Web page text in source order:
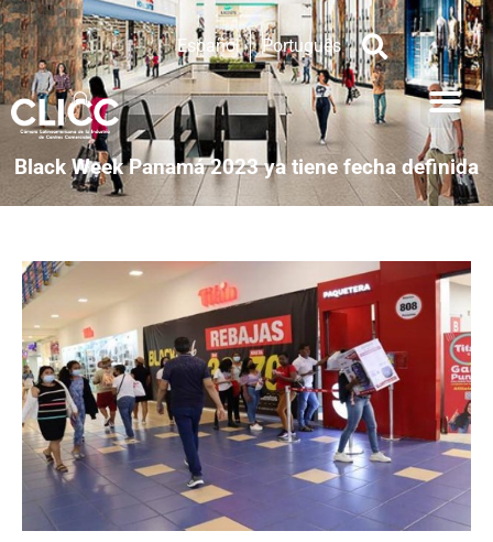
Español Português
Black Week Panamá 2023 ya tiene fecha definida